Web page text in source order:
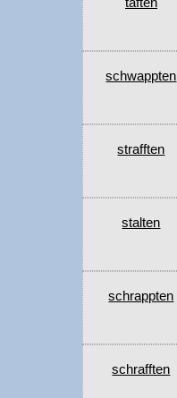
schwappten
strafften
stalten
schrappten
schrafften